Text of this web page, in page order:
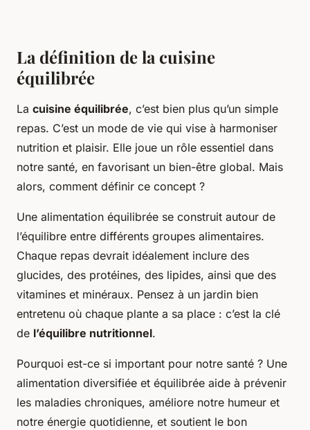
La définition de la cuisine
équilibrée
La cuisine équilibrée, c’est bien plus qu’un simple
repas. C’est un mode de vie qui vise à harmoniser
nutrition et plaisir. Elle joue un rôle essentiel dans
notre santé, en favorisant un bien-être global. Mais
alors, comment définir ce concept ?
Une alimentation équilibrée se construit autour de
l’équilibre entre différents groupes alimentaires.
Chaque repas devrait idéalement inclure des
glucides, des protéines, des lipides, ainsi que des
vitamines et minéraux. Pensez à un jardin bien
entretenu où chaque plante a sa place : c’est la clé
de l’équilibre nutritionnel.
Pourquoi est-ce si important pour notre santé ? Une
alimentation diversifiée et équilibrée aide à prévenir
les maladies chroniques, améliore notre humeur et
notre énergie quotidienne, et soutient le bon